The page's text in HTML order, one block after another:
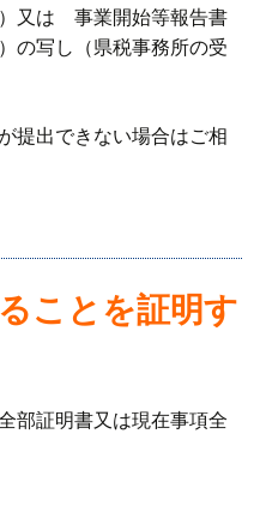
又は 事業開始等報告書
の写し（県税事務所の受
提出できない場合はご相
ことを証明す
部証明書又は現在事項全